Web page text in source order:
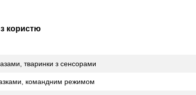
з користю
тваринки з сенсорами
командним режимом